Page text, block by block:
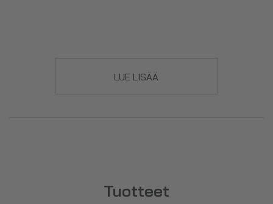
ylläpitämään vastustuskykyä, vahvistaa ihoa, hiuksia ja kynsiä
ja myös tukee hormonitoimintaa.
Meidän valikoimassamme löydät erilaisia sinkkivalmisteita,
LUE LISÄÄ
Tuotteet